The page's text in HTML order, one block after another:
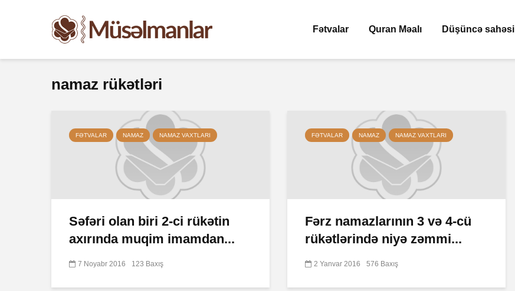
Fətvalar Quran Məalı Düşüncə sahəsi
namaz rükətləri
FƏTVALAR NAMAZ NAMAZ VAXTLARI
Səfəri olan biri 2-ci rükətin
axırında muqim imamdan...
7 Noyabr 2016 123 Baxış
FƏTVALAR NAMAZ NAMAZ VAXTLARI
Fərz namazlarının 3 və 4-cü
rükətlərində niyə zəmmi...
2 Yanvar 2016 576 Baxış